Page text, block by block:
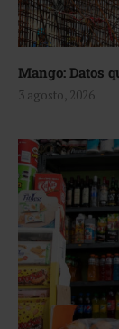
Mango: Datos
3 agosto, 2026